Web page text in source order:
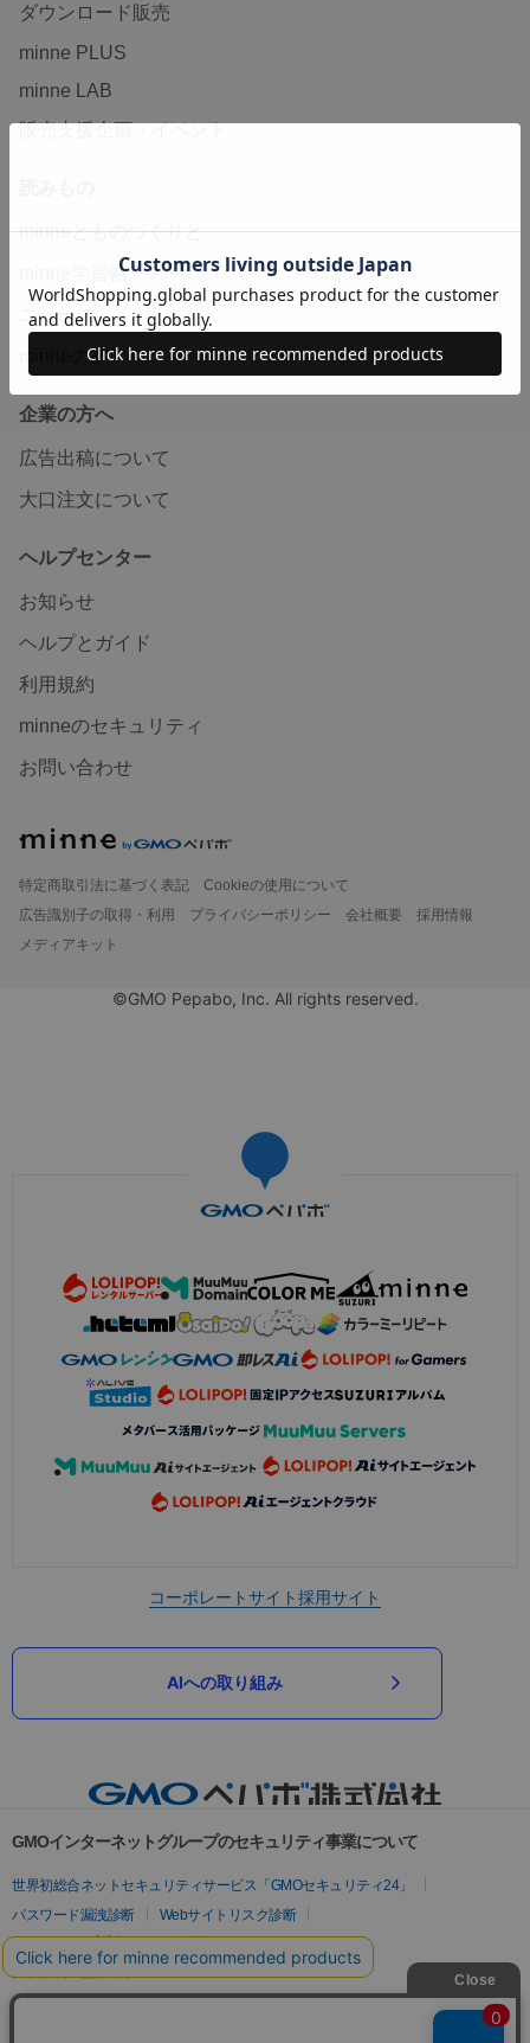
ダウンロード販売
minne PLUS
minne LAB
販売支援企画・イベント
minneとものづくりと
minne学習帖
ニュース
minneの本
企業の方へ
広告出稿について
大口注文について
ヘルプセンター
お知らせ
ヘルプとガイド
利用規約
minneのセキュリティ
お問い合わせ
特定商取引法に基づく表記
Cookieの使用について
広告識別子の取得・利用
プライバシーポリシー 会社概要
採用情報
メディアキット
©GMO Pepabo, Inc. All rights reserved.
コーポレートサイト採用サイト
AIへの取り組み
GMOインターネットグループのセキュリティ事業について
世界初総合ネットセキュリティサービス「GMOセキュリティ24」
パスワード漏洩診断
Webサイトリスク診断
セキュリティ相談AIチャットボット
実在証明・盗聴対策
サイバー攻撃対策（GMOサイバーセキュリティ byイエラエ）